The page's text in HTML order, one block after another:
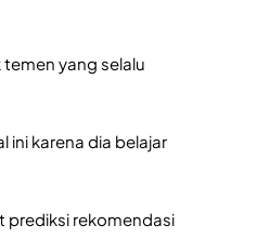
yang selalu
ini karena dia belajar
prediksi rekomendasi